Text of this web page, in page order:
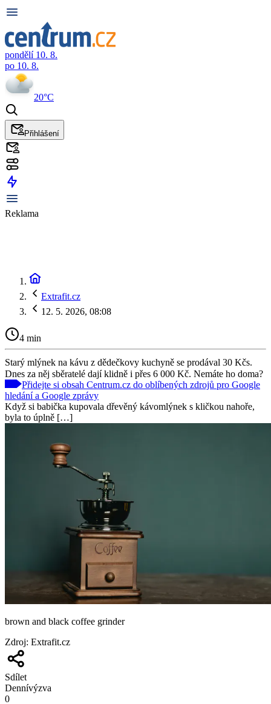
pondělí 10. 8.
po 10. 8.
20°C
Přihlášení
Reklama
Extrafit.cz
12. 5. 2026, 08:08
4 min
Starý mlýnek na kávu z dědečkovy kuchyně se prodával 30 Kčs.
Dnes za něj sběratelé dají klidně i přes 6 000 Kč. Nemáte ho doma?
Přidejte si obsah Centrum.cz do oblíbených zdrojů pro Google
hledání a Google zprávy
Když si babička kupovala dřevěný kávomlýnek s kličkou nahoře,
byla to úplně […]
brown and black coffee grinder
Zdroj: Extrafit.cz
Sdílet
Dennívýzva
0